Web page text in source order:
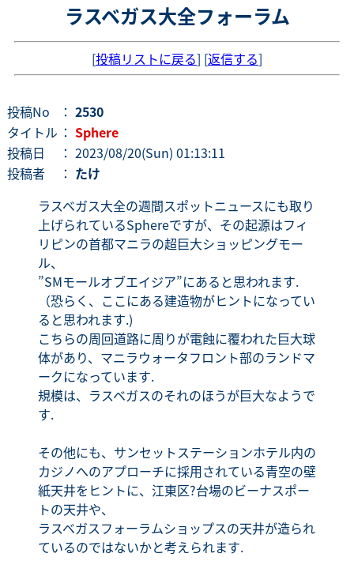
ラスベガス大全フォーラム
[投稿リストに戻る] [返信する]
投稿No ： 2530
タイトル ： Sphere
投稿日
： 2023/08/20(Sun) 01:13:11
投稿者
： たけ
ラスベガス大全の週間スポットニュースにも取り
上げられているSphereですが、その起源はフィ
リピンの首都マニラの超巨大ショッピングモー
ル、
”SMモールオブエイジア”にあると思われます.
（恐らく、ここにある建造物がヒントになってい
ると思われます.)
こちらの周回道路に周りが電蝕に覆われた巨大球
体があり、マニラウォータフロント部のランドマ
ークになっています.
規模は、ラスベガスのそれのほうが巨大なようで
す.
その他にも、サンセットステーションホテル内の
カジノへのアプローチに採用されている青空の壁
紙天井をヒントに、江東区?台場のビーナスポー
トの天井や、
ラスベガスフォーラムショップスの天井が造られ
ているのではないかと考えられます.